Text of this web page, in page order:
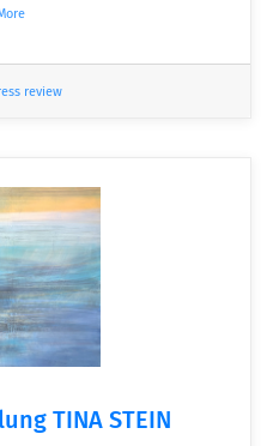
review
TINA STEIN